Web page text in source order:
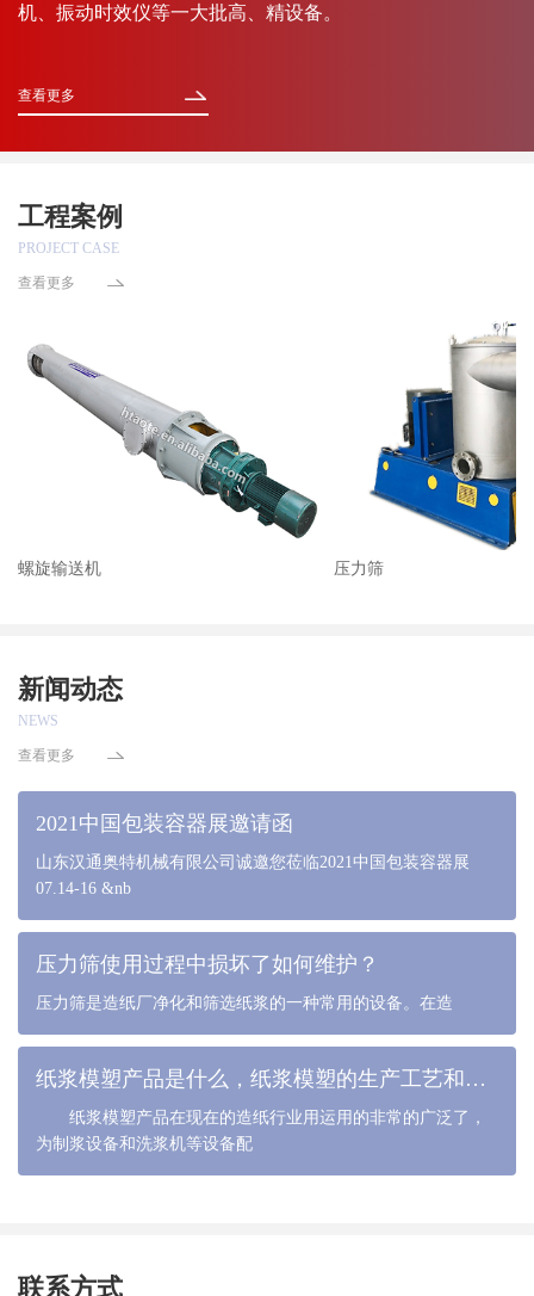
机、振动时效仪等一大批高、精设备。
查看更多
工程案例
PROJECT CASE
查看更多
螺旋输送机 压力筛
新闻动态
NEWS
查看更多
2021中国包装容器展邀请函
山东汉通奥特机械有限公司诚邀您莅临2021中国包装容器展
07.14-16 &nb
压力筛使用过程中损坏了如何维护？
压力筛是造纸厂净化和筛选纸浆的一种常用的设备。在造
纸浆模塑产品是什么，纸浆模塑的生产工艺和流程是什么
纸浆模塑产品在现在的造纸行业用运用的非常的广泛了，
为制浆设备和洗浆机等设备配
联系方式